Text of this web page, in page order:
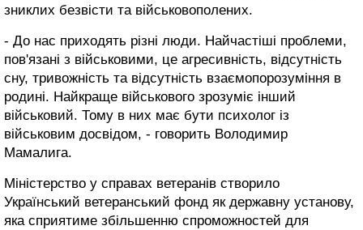
зниклих безвісти та військовополених.
- До нас приходять різні люди. Найчастіші проблеми,
пов'язані з військовими, це агресивність, відсутність
сну, тривожність та відсутність взаємопорозуміння в
родині. Найкраще військового зрозуміє інший
військовий. Тому в них має бути психолог із
військовим досвідом, - говорить Володимир
Мамалига.
Міністерство у справах ветеранів створило
Український ветеранський фонд як державну установу,
яка сприятиме збільшенню спроможностей для